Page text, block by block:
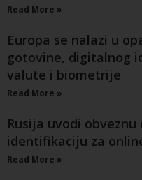
Read More »
Europa se nalazi u
gotovine, digitalnog
valute i biometrije
Read More »
Rusija uvodi
identifikaciju za
Read More »